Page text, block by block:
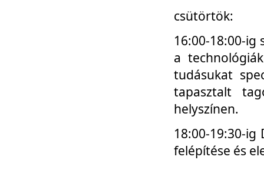
csütörtök:
16:00-18:00-
a
tudásukat
tapasztalt
helyszínen.
18:00-19:30-
felépítése és